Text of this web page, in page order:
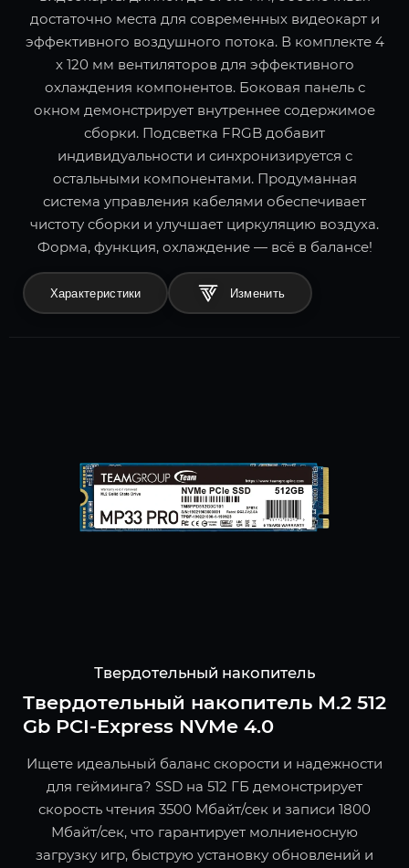
достаточно места для современных видеокарт и
эффективного воздушного потока. В комплекте 4
x 120 мм вентиляторов для эффективного
охлаждения компонентов. Боковая панель с
окном демонстрирует внутреннее содержимое
сборки. Подсветка FRGB добавит
индивидуальности и синхронизируется с
остальными компонентами. Продуманная
система управления кабелями обеспечивает
чистоту сборки и улучшает циркуляцию воздуха.
Форма, функция, охлаждение — всё в балансе!
Характеристики
Твердотельный накопитель
Твердотельный накопитель M.2 512
Gb PCI-Express NVMe 4.0
Ищете идеальный баланс скорости и надежности
для гейминга? SSD на 512 ГБ демонстрирует
скорость чтения 3500 Мбайт/сек и записи 1800
Мбайт/сек, что гарантирует молниеносную
загрузку игр, быструю установку обновлений и